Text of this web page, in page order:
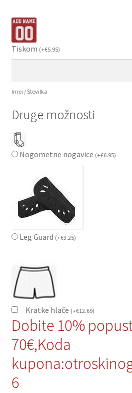
Tiskom (+€5.95)
Imei / Številka
Druge možnosti
Nogometne nogavice (+€6.95)
Leg Guard (+€3.25)
Kratke hlače (+€12.69)
Dobite 10%
70€,Koda
6